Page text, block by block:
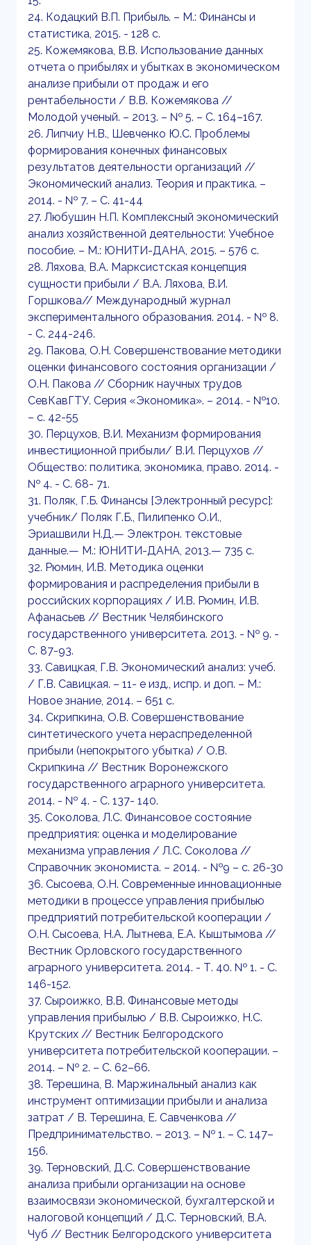
24. Кодацкий В.П. Прибыль. – М.: Финансы и
статистика, 2015. - 128 с.
25. Кожемякова, В.В. Использование данных
отчета о прибылях и убытках в экономическом
анализе прибыли от продаж и его
рентабельности / В.В. Кожемякова //
Молодой ученый. – 2013. – № 5. – С. 164–167.
26. Липчиу Н.В., Шевченко Ю.С. Проблемы
формирования конечных финансовых
результатов деятельности организаций //
Экономический анализ. Теория и практика. –
2014. - № 7. – С. 41-44
27. Любушин Н.П. Комплексный экономический
анализ хозяйственной деятельности: Учебное
пособие. – М.: ЮНИТИ-ДАНА, 2015. – 576 с.
28. Ляхова, В.А. Марксистская концепция
сущности прибыли / В.А. Ляхова, В.И.
Горшкова// Международный журнал
экспериментального образования. 2014. - № 8.
- С. 244-246.
29. Пакова, О.Н. Совершенствование методики
оценки финансового состояния организации /
О.Н. Пакова // Сборник научных трудов
СевКавГТУ. Серия «Экономика». – 2014. - №10.
– с. 42-55
30. Перцухов, В.И. Механизм формирования
инвестиционной прибыли/ В.И. Перцухов //
Общество: политика, экономика, право. 2014. -
№ 4. - С. 68- 71.
31. Поляк, Г.Б. Финансы [Электронный ресурс]:
учебник/ Поляк Г.Б., Пилипенко О.И.,
Эриашвили Н.Д.— Электрон. текстовые
данные.— М.: ЮНИТИ-ДАНА, 2013.— 735 c.
32. Рюмин, И.В. Методика оценки
формирования и распределения прибыли в
российских корпорациях / И.В. Рюмин, И.В.
Афанасьев // Вестник Челябинского
государственного университета. 2013. - № 9. -
С. 87-93.
33. Савицкая, Г.В. Экономический анализ: учеб.
/ Г.В. Савицкая. – 11- е изд., испр. и доп. – М.:
Новое знание, 2014. – 651 с.
34. Cкрипкина, О.В. Совершенствование
синтетического учета нераспределенной
прибыли (непокрытого убытка) / О.В.
Скрипкина // Вестник Воронежского
государственного аграрного университета.
2014. - № 4. - С. 137- 140.
35. Соколова, Л.С. Финансовое состояние
предприятия: оценка и моделирование
механизма управления / Л.С. Соколова //
Справочник экономиста. – 2014. - №9 – с. 26-30
36. Сысоева, О.Н. Современные инновационные
методики в процессе управления прибылью
предприятий потребительской кооперации /
О.Н. Сысоева, Н.А. Лытнева, Е.А. Кыштымова //
Вестник Орловского государственного
аграрного университета. 2014. - Т. 40. № 1. - С.
146-152.
37. Сыроижко, В.В. Финансовые методы
управления прибылью / В.В. Сыроижко, Н.С.
Крутских // Вестник Белгородского
университета потребительской кооперации. –
2014. – № 2. – С. 62–66.
38. Терешина, В. Маржинальный анализ как
инструмент оптимизации прибыли и анализа
затрат / В. Терешина, Е. Савченкова //
Предпринимательство. – 2013. – № 1. – С. 147–
156.
39. Терновский, Д.С. Совершенствование
анализа прибыли организации на основе
взаимосвязи экономической, бухгалтерской и
налоговой концепций / Д.С. Терновский, В.А.
Чуб // Вестник Белгородского университета